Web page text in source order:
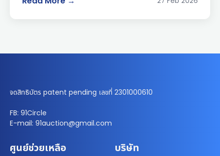
จดสิทธิบัตร patent pending เลขที่ 2301000610
FB: 91Circle
E-mail: 91auction@gmail.com
ศูนย์ช่วยเหลือ บริษัท